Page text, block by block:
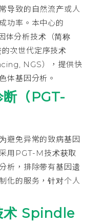
导致的自然流产或人
功率。本中心的
体分析技术（简称
次世代定序技术
NGS），提供快
体基因分析。
断（PGT-
避免异常的致病基因
用PGT-M技术获取
析，排除带有基因遗
化的服务，针对个人
术 Spindle